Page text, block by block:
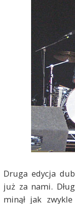
Druga edycja
już za nami.
minął jak